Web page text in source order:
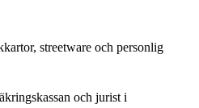
streetware och personlig
och jurist i